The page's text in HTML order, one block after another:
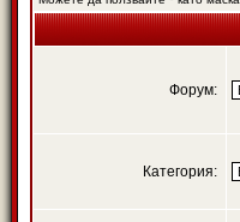
Форум:
Категория: